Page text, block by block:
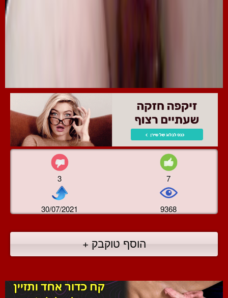
3 7
30/07/2021 9368
הוסף טוקבק +